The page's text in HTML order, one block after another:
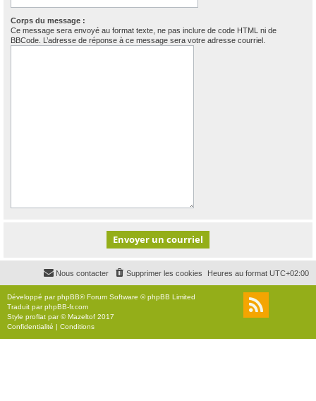
Corps du message :
Ce message sera envoyé au format texte, ne pas inclure de code HTML ni de
BBCode. L’adresse de réponse à ce message sera votre adresse courriel.
Heures au format UTC+02:00
Supprimer les cookies
Nous contacter
Développé parphpBB® Forum Software © phpBB Limited
Traduit parphpBB-fr.com
Style proflat par ©Mazeltof 2017
Confidentialité | Conditions